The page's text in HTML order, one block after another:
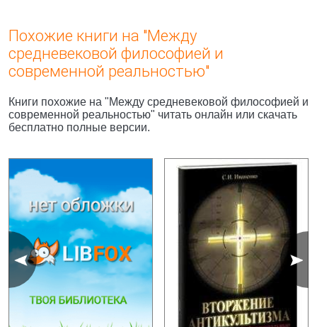
Похожие книги на "Между
средневековой философией и
современной реальностью"
Книги похожие на "Между средневековой философией и
современной реальностью" читать онлайн или скачать
бесплатно полные версии.